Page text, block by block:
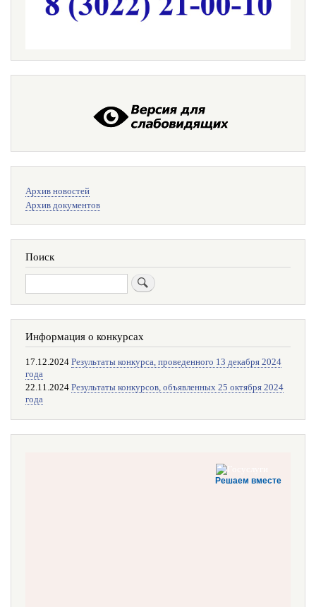
поиска
Архив новостей
Архив документов
Поиск
Информация о конкурсах
17.12.2024 Результаты конкурса, проведенного 13 декабря 2024
года
22.11.2024 Результаты конкурсов, объявленных 25 октября 2024
года
Решаем вместе